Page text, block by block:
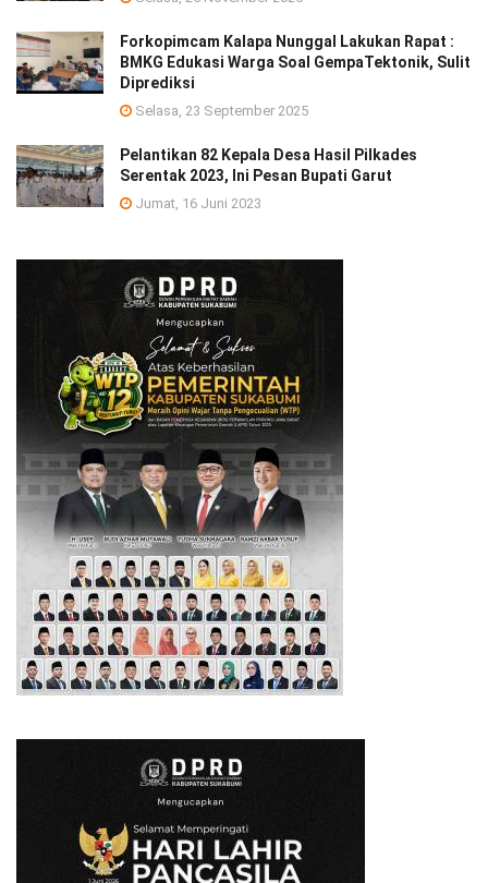
Forkopimcam Kalapa Nunggal Lakukan Rapat :
BMKG Edukasi Warga Soal GempaTektonik, Sulit
Diprediksi
Selasa, 23 September 2025
Pelantikan 82 Kepala Desa Hasil Pilkades
Serentak 2023, Ini Pesan Bupati Garut
Jumat, 16 Juni 2023